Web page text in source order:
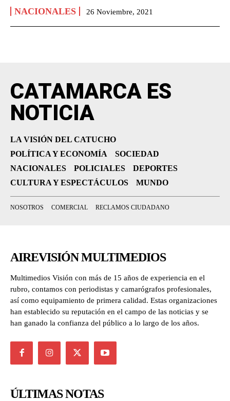
NACIONALES 26 Noviembre, 2021
CATAMARCA ES
NOTICIA
LA VISIÓN DEL CATUCHO
POLÍTICA Y ECONOMÍA
SOCIEDAD
NACIONALES
POLICIALES
DEPORTES
CULTURA Y ESPECTÁCULOS
MUNDO
NOSOTROS COMERCIAL RECLAMOS CIUDADANO
AIREVISIÓN MULTIMEDIOS
Multimedios Visión con más de 15 años de experiencia en el
rubro, contamos con periodistas y camarógrafos profesionales,
así como equipamiento de primera calidad. Estas organizaciones
han establecido su reputación en el campo de las noticias y se
han ganado la confianza del público a lo largo de los años.
ÚLTIMAS NOTAS